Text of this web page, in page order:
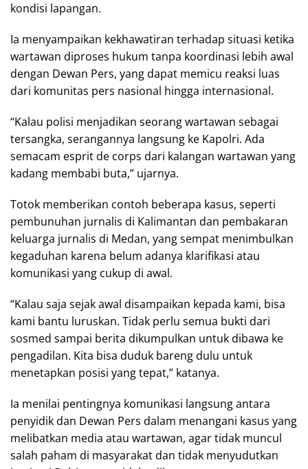
kondisi lapangan.
Ia menyampaikan kekhawatiran terhadap situasi ketika
wartawan diproses hukum tanpa koordinasi lebih awal
dengan Dewan Pers, yang dapat memicu reaksi luas
dari komunitas pers nasional hingga internasional.
“Kalau polisi menjadikan seorang wartawan sebagai
tersangka, serangannya langsung ke Kapolri. Ada
semacam esprit de corps dari kalangan wartawan yang
kadang membabi buta,” ujarnya.
Totok memberikan contoh beberapa kasus, seperti
pembunuhan jurnalis di Kalimantan dan pembakaran
keluarga jurnalis di Medan, yang sempat menimbulkan
kegaduhan karena belum adanya klarifikasi atau
komunikasi yang cukup di awal.
“Kalau saja sejak awal disampaikan kepada kami, bisa
kami bantu luruskan. Tidak perlu semua bukti dari
sosmed sampai berita dikumpulkan untuk dibawa ke
pengadilan. Kita bisa duduk bareng dulu untuk
menetapkan posisi yang tepat,” katanya.
Ia menilai pentingnya komunikasi langsung antara
penyidik dan Dewan Pers dalam menangani kasus yang
melibatkan media atau wartawan, agar tidak muncul
salah paham di masyarakat dan tidak menyudutkan